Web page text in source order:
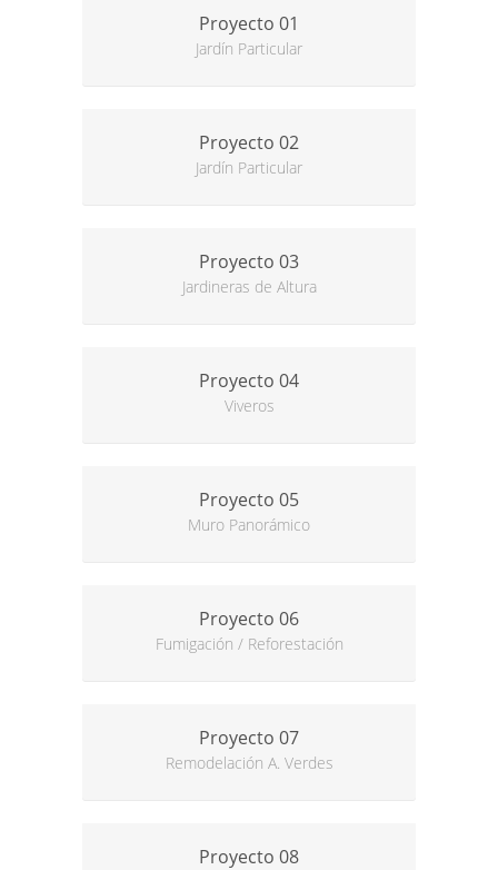
Proyecto 01
Jardín Particular
Proyecto 02
Jardín Particular
Proyecto 03
Jardineras de Altura
Proyecto 04
Viveros
Proyecto 05
Muro Panorámico
Proyecto 06
Fumigación / Reforestación
Proyecto 07
Remodelación A. Verdes
Proyecto 08